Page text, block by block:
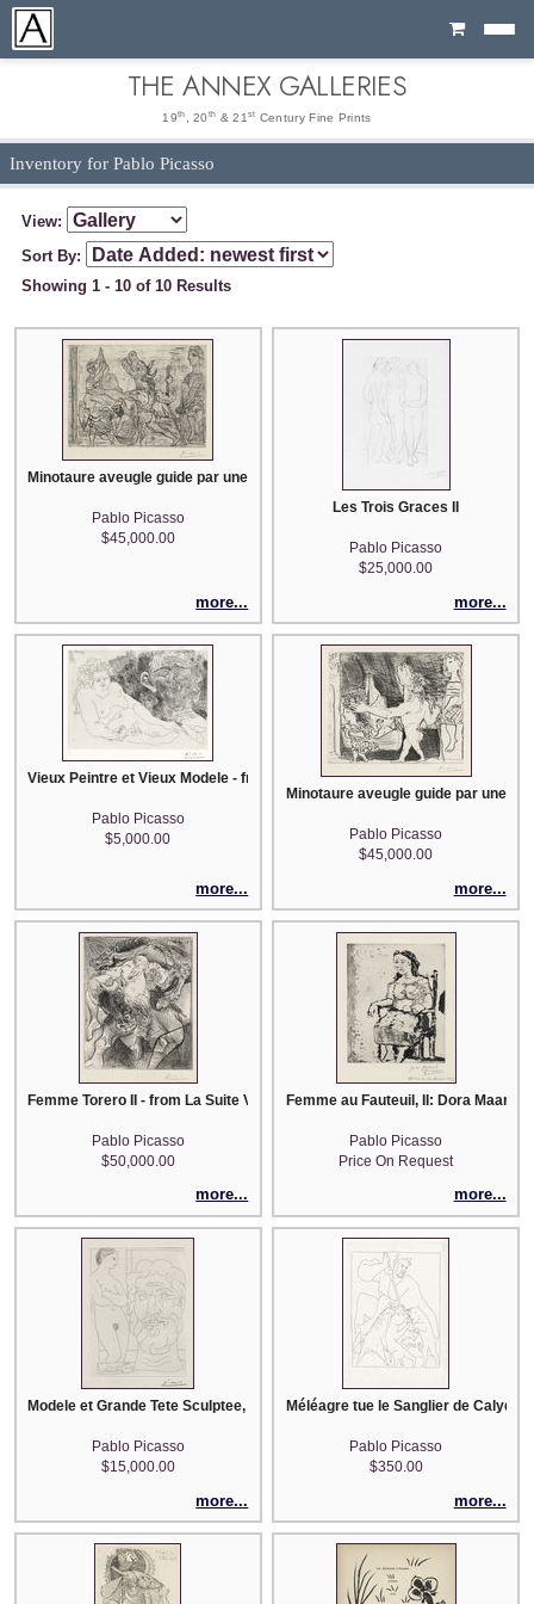
Cart
THE ANNEX GALLERIES
19th , 20 th & 21 st Century Fine Prints
Inventory for Pablo Picasso
View:
Sort By:
Showing 1 - 10 of 10 Results
Minotaure aveugle guide par une Fillette, III
Pablo Picasso
$45,000.00
more...
Les Trois Graces II
Pablo Picasso
$25,000.00
more...
Vieux Peintre et Vieux Modele - from the 156 Series
Pablo Picasso
$5,000.00
more...
Minotaure aveugle guide par une
Pablo Picasso
$45,000.00
more...
Femme Torero II - from La Suite Vollard
Pablo Picasso
$50,000.00
more...
Femme au Fauteuil, II: Dora Maar
Pablo Picasso
Price On Request
more...
Modele et Grande Tete Sculptee, I - from La Suite Vollard
Pablo Picasso
$15,000.00
more...
Méléagre tue le Sanglier de
Pablo Picasso
$350.00
more...